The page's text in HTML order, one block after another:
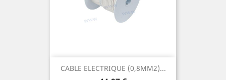
CABLE ELECTRIQUE (0,8MM2)...